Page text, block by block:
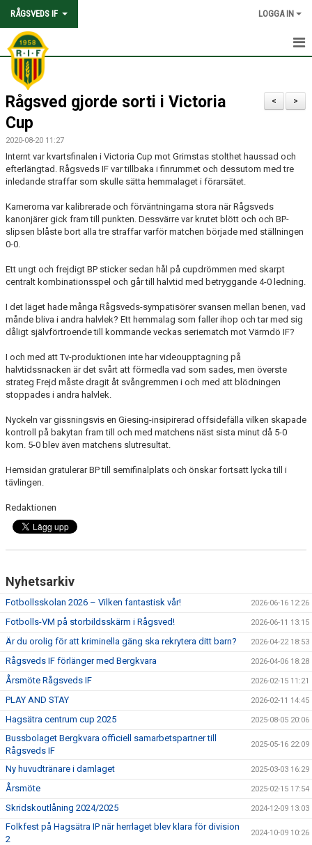
RÅGSVEDS IF LOGGA IN
HEM
KONTAKT
OM FÖRENINGEN
AVGIFTER
KNATTEFOTBOLLSSKOLA
PARTNERSKAP & SPONSRING
SKOLSAMARBETEN
SOCIAL HÅLLBARHET
RÅGSVEDS IF I MEDIA
FONDER
>
<
Rågsved gjorde sorti i Victoria
Cup
2020-08-20 11:27
Internt var kvartsfinalen i Victoria Cup mot Grimstas stolthet haussad och
efterlängtad. Rågsveds IF var tillbaka i finrummet och dessutom med tre
inledande straffar som skulle sätta hemmalaget i förarsätet.
Kamerorna var kalibrerade och förväntningarna stora när Rågsveds
kanonjärer gick fram till punkten. Dessvärre var krutet blött och och BP-
slipsen blåste bort alla tre straffar varför matchen började med ställningen
0-0.
Ett ungt och frejdigt BP sticker sedan hål på cupdrömmen med skarpt
centralt kombinationsspel och går till halvtid med betryggande 4-0 ledning.
I det läget hade många Rågsveds-sympatisörer svansen mellan benen, vad
månde bliva i andra halvlek? Ett hemmalag som faller ihop och tar med sig
dåligt självförtroende till kommande veckas seriematch mot Värmdö IF?
I och med att Tv-produktionen inte har videoupptagning på
halvtidssnacken är det svårt att förmedla vad som sades, men överste
strateg Frejd måste dragit åt svångremmen i och med att blödningen
stoppades i andra halvlek.
Nyckeln var gissningsvis en Giesing-insipirerad offsidefälla vilken skapade
kontroll på bakytan fram till och med matchens näst sista minut då 5-0
kom. 5-0 blev även matchens slutresultat.
Hemsidan gratulerar BP till semifinalplats och önskar fortsatt lycka till i
tävlingen.
Redaktionen
Nyhetsarkiv
Fotbollsskolan 2026 – Vilken fantastisk vår! 2026-06-16 12:26
Fotbolls-VM på storbildsskärm i Rågsved! 2026-06-11 13:15
Är du orolig för att kriminella gäng ska rekrytera ditt barn? 2026-04-22 18:53
Rågsveds IF förlänger med Bergkvara 2026-04-06 18:28
Årsmöte Rågsveds IF 2026-02-15 11:21
PLAY AND STAY 2026-02-11 14:45
Hagsätra centrum cup 2025 2025-08-05 20:06
Bussbolaget Bergkvara officiell samarbetspartner till
Rågsveds IF
2025-05-16 22:09
Ny huvudtränare i damlaget 2025-03-03 16:29
Årsmöte 2025-02-15 17:54
Skridskoutlåning 2024/2025 2024-12-09 13:03
Folkfest på Hagsätra IP när herrlaget blev klara för division
2
2024-10-09 10:26